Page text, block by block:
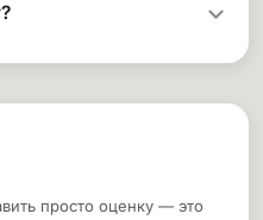
просто оценку — это